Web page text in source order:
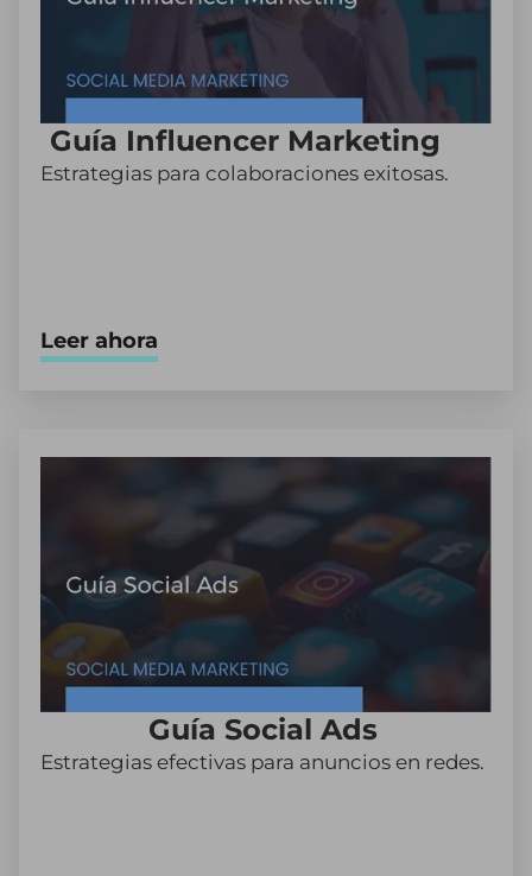
Guía Influencer Marketing
Estrategias para colaboraciones exitosas.
Leer ahora
Guía Social Ads
Estrategias efectivas para anuncios en redes.